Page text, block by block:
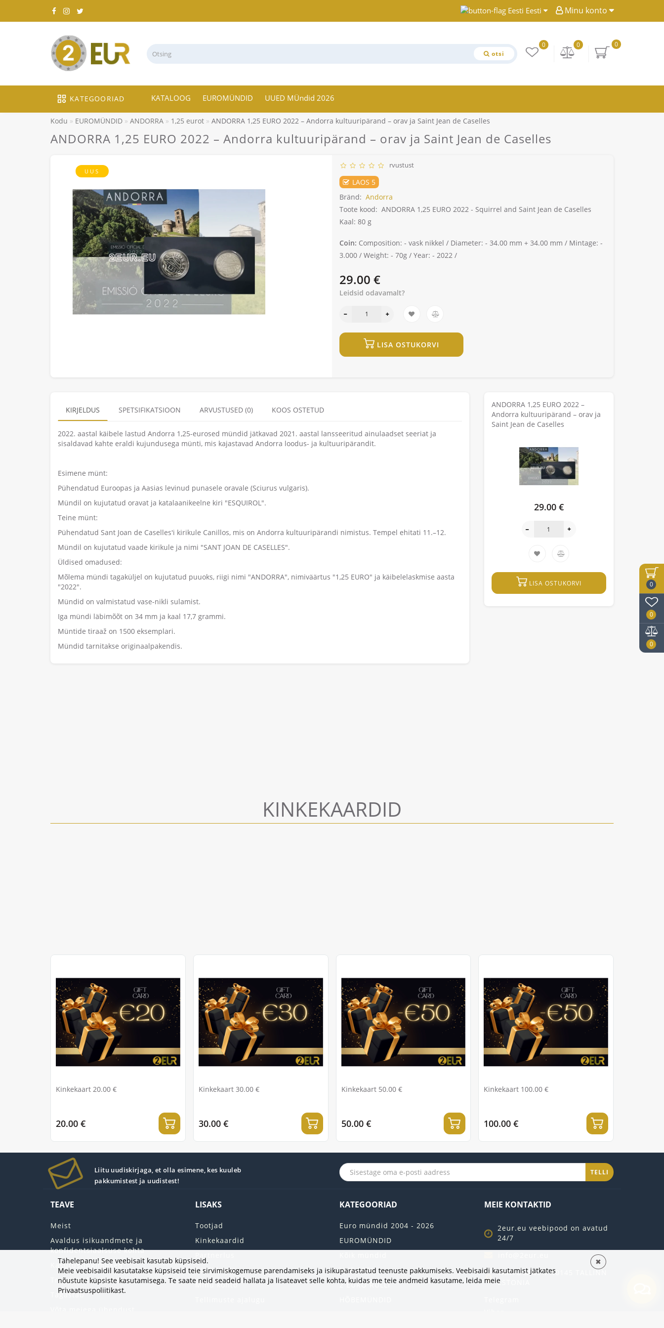
0
0
0
Minu konto
Eesti
otsi
0
0
0
KATEGOORIAD KATALOOG EUROMÜNDID UUED MÜndid 2026
Kodu EUROMÜNDID ANDORRA 1,25 eurot ANDORRA 1,25 EURO 2022 – Andorra kultuuripärand – orav ja Saint Jean de Caselles
ANDORRA 1,25 EURO 2022 – Andorra kultuuripärand – orav ja Saint Jean de Caselles
UUS
rvustust
LAOS 5
Bränd: Andorra
Toote kood: ANDORRA 1,25 EURO 2022 - Squirrel and Saint Jean de Caselles
Kaal: 80 g
Coin: Composition: - vask nikkel / Diameter: - 34.00 mm + 34.00 mm / Mintage: -
3.000 / Weight: - 70g / Year: - 2022 /
29.00 €
Leidsid odavamalt?
LISA OSTUKORVI
KIRJELDUS SPETSIFIKATSIOON ARVUSTUSED (0) KOOS OSTETUD
2022. aastal käibele lastud Andorra 1,25-eurosed mündid jätkavad 2021. aastal lansseeritud ainulaadset seeriat ja
sisaldavad kahte eraldi kujundusega münti, mis kajastavad Andorra loodus- ja kultuuripärandit.
Esimene münt:
Pühendatud Euroopas ja Aasias levinud punasele oravale (Sciurus vulgaris).
Mündil on kujutatud oravat ja katalaanikeelne kiri "ESQUIROL".
Teine münt:
Pühendatud Sant Joan de Caselles'i kirikule Canillos, mis on Andorra kultuuripärandi nimistus. Tempel ehitati 11.–12.
Mündil on kujutatud vaade kirikule ja nimi "SANT JOAN DE CASELLES".
Üldised omadused:
Mõlema mündi tagaküljel on kujutatud puuoks, riigi nimi "ANDORRA", nimiväärtus "1,25 EURO" ja käibelelaskmise aasta
"2022".
Mündid on valmistatud vase-nikli sulamist.
Iga mündi läbimõõt on 34 mm ja kaal 17,7 grammi.
Müntide tiraaž on 1500 eksemplari.
Mündid tarnitakse originaalpakendis.
ANDORRA 1,25 EURO 2022 –
Andorra kultuuripärand – orav ja
Saint Jean de Caselles
29.00 €
LISA OSTUKORVI
KINKEKAARDID
Kinkekaart 20.00 €
20.00 €
Kinkekaart 30.00 €
30.00 €
Kinkekaart 50.00 €
50.00 €
Kinkekaart 100.00 €
100.00 €
Liitu uudiskirjaga, et olla esimene, kes kuuleb
pakkumistest ja uudistest!
TELLI
TEAVE
Meist
Avaldus isikuandmete ja
konfidentsiaalsuse kohta
Kasutustingimused
Transpordi tingimused
Tagastab
LISAKS
Tootjad
Kinkekaardid
Saidi kaart
Minu konto
KATEGOORIAD
Euro mündid 2004 - 2026
EUROMÜNDID
UUS 2026
2 EURO RULLI
MEIE KONTAKTID
2eur.eu veebipood on avatud
24/7
TARTU MNT 7 10145 TALLINN
ESTONIA
Tähelepanu! See veebisait kasutab küpsiseid.
Meie veebisaidil kasutatakse küpsiseid teie sirvimiskogemuse parendamiseks ja isikupärastatud teenuste pakkumiseks. Veebisaidi kasutamist jätkates
nõustute küpsiste kasutamisega. Te saate neid seadeid hallata ja lisateavet selle kohta, kuidas me teie andmeid kasutame, leida meie
Privaatsuspoliitikast.
✖